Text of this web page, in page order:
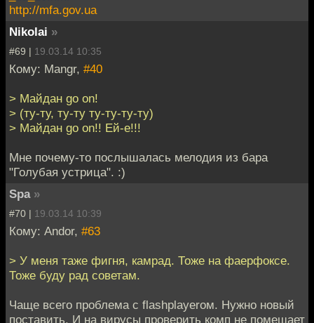
http://mfa.gov.ua
Nikolai »
#69 | 19.03.14 10:35
Кому: Mangr, #40
> Майдан go on!
> (ту-ту, ту-ту ту-ту-ту-ту)
> Майдан go on!! Ей-е!!!
Мне почему-то послышалась мелодия из бара
"Голубая устрица". :)
Spa »
#70 | 19.03.14 10:39
Кому: Andor, #63
> У меня таже фигня, камрад. Тоже на фаерфоксе.
Тоже буду рад советам.
Чаще всего проблема с flashplayerом. Нужно новый
поставить. И на вирусы проверить комп не помешает